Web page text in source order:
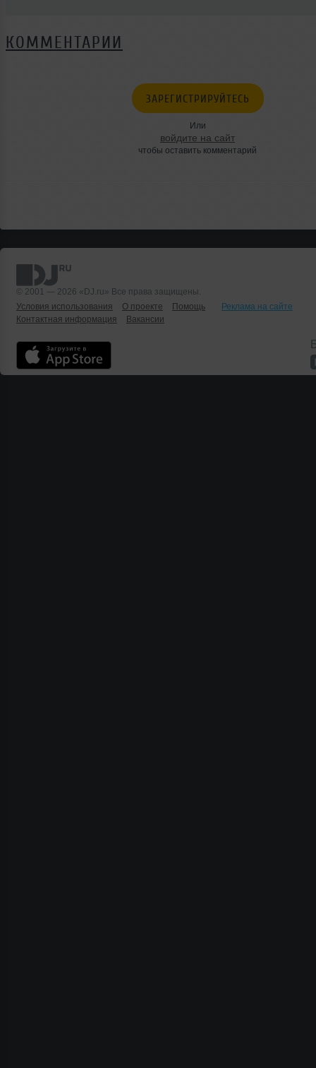
КОММЕНТАРИИ
ЗАРЕГИСТРИРУЙТЕСЬ
Или
войдите на сайт
чтобы оставить комментарий
© 2001 — 2026 «DJ.ru» Все права защищены.
Условия использования
О проекте Помощь
Реклама на сайте
Контактная информация
Вакансии